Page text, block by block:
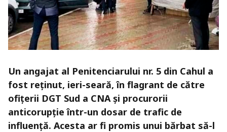
Un angajat al Penitenciarului nr. 5 din Cahul a
fost reținut, ieri-seară, în flagrant de către
ofițerii DGT Sud a CNA și procurorii
anticorupție într-un dosar de trafic de
influență. Acesta ar fi promis unui bărbat să-l